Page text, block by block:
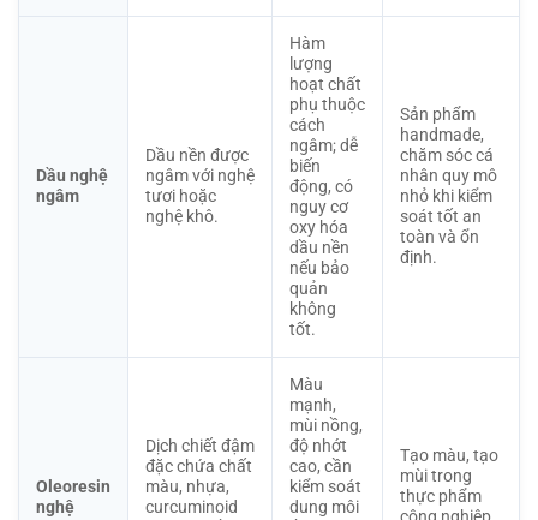
Dầu nghệ
ngâm
Dầu nền được
ngâm với nghệ
tươi hoặc
nghệ khô.
Hàm
lượng
hoạt chất
phụ thuộc
cách
ngâm; dễ
biến
động, có
nguy cơ
oxy hóa
dầu nền
nếu bảo
quản
không
tốt.
Sản phẩm
handmade,
chăm sóc cá
nhân quy mô
nhỏ khi kiểm
soát tốt an
toàn và ổn
định.
Oleoresin
nghệ
Dịch chiết đậm
đặc chứa chất
màu, nhựa,
curcuminoid
Màu
mạnh,
mùi nồng,
độ nhớt
cao, cần
kiểm soát
dung môi
Tạo màu, tạo
mùi trong
thực phẩm